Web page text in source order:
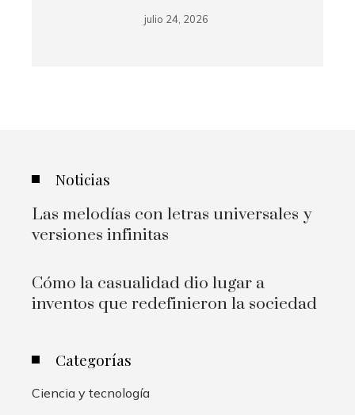
julio 24, 2026
Noticias
Las melodías con letras universales y
versiones infinitas
Cómo la casualidad dio lugar a
inventos que redefinieron la sociedad
Categorías
Ciencia y tecnología